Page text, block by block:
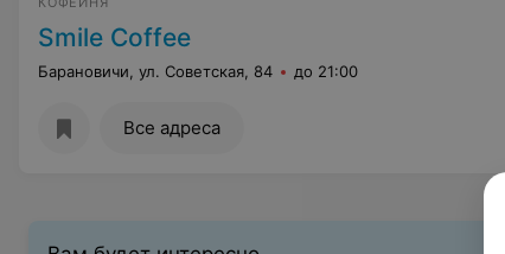
Smile Coffee
Барановичи, ул. Советская, 84 до 21:00
Все адреса